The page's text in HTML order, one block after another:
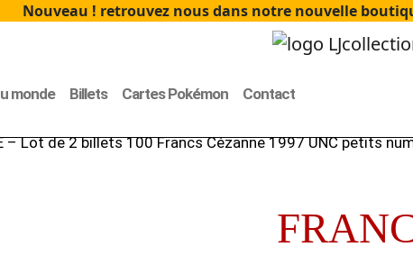
Nouveau ! retrouvez nous dans notre nouvelle
monde Billets Cartes Pokémon Contact
– Lot de 2 billets 100 Francs Cézanne 1997 UNC petits